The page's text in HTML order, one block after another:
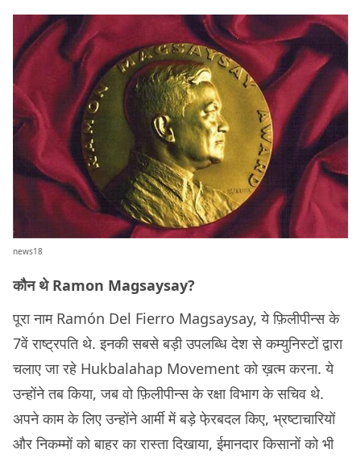
news18
कौन थे Ramon Magsaysay?
पूरा नाम Ramón Del Fierro Magsaysay, ये फ़िलीपीन्स के
7वें राष्ट्रपति थे. इनकी सबसे बड़ी उपलब्धि देश से कम्युनिस्टों द्वारा
चलाए जा रहे Hukbalahap Movement को ख़त्म करना. ये
उन्होंने तब किया, जब वो फ़िलीपीन्स के रक्षा विभाग के सचिव थे.
अपने काम के लिए उन्होंने आर्मी में बड़े फे़रबदल किए, भ्रष्टाचारियों
और निकम्मों को बाहर का रास्ता दिखाया, ईमानदार किसानों को भी